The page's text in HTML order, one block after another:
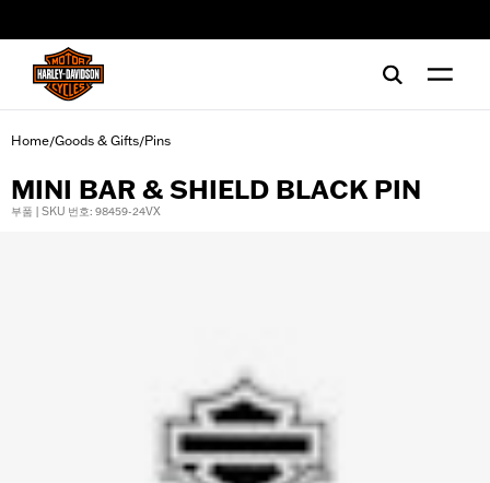
Home/Goods & Gifts/Pins
MINI BAR & SHIELD BLACK PIN
부품 | SKU 번호: 98459-24VX